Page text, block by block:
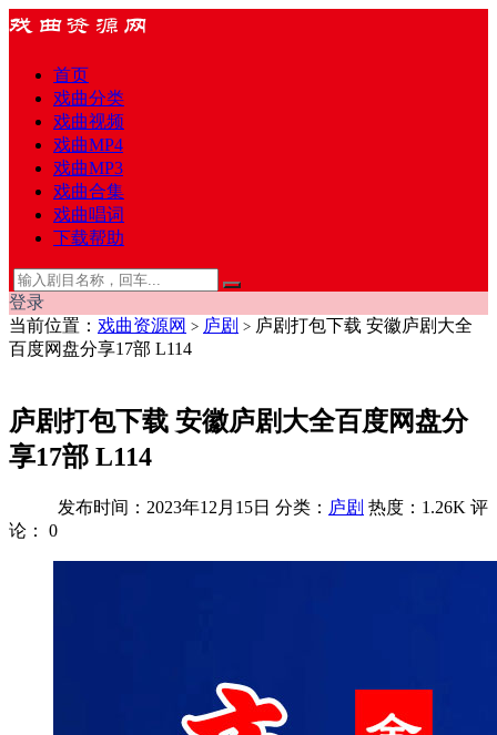
首页
戏曲分类
戏曲视频
戏曲MP4
戏曲MP3
戏曲合集
戏曲唱词
下载帮助
登录
当前位置： 戏曲资源网 > 庐剧 > 庐剧打包下载 安徽庐剧大全
百度网盘分享17部 L114
庐剧打包下载 安徽庐剧大全百度网盘分
享17部 L114
发布时间：2023年12月15日 分类： 庐剧 热度：1.26K 评
论：
0